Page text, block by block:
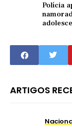
Polícia
por
ARTIGOS